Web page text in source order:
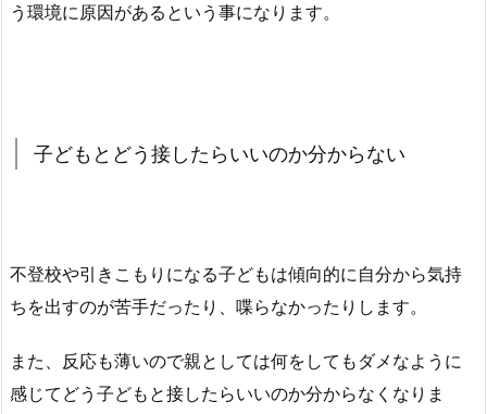
う環境に原因があるという事になります。
子どもとどう接したらいいのか分からない
不登校や引きこもりになる子どもは傾向的に自分から気持
ちを出すのが苦手だったり、喋らなかったりします。
また、反応も薄いので親としては何をしてもダメなように
感じてどう子どもと接したらいいのか分からなくなりま